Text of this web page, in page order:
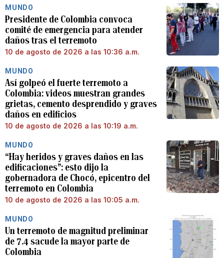
MUNDO
Presidente de Colombia convoca
comité de emergencia para atender
daños tras el terremoto
10 de agosto de 2026 a las 10:36 a.m.
MUNDO
Así golpeó el fuerte terremoto a
Colombia: videos muestran grandes
grietas, cemento desprendido y graves
daños en edificios
10 de agosto de 2026 a las 10:19 a.m.
MUNDO
“Hay heridos y graves daños en las
edificaciones”: esto dijo la
gobernadora de Chocó, epicentro del
terremoto en Colombia
10 de agosto de 2026 a las 10:05 a.m.
MUNDO
Un terremoto de magnitud preliminar
de 7.4 sacude la mayor parte de
Colombia